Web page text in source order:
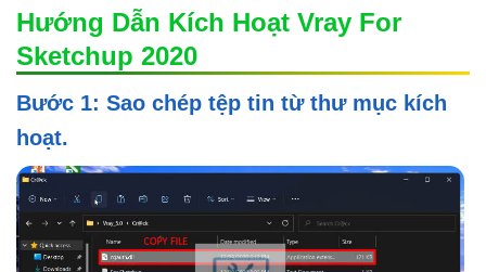
Hướng Dẫn Kích Hoạt Vray For
Sketchup 2020
Bước 1: Sao chép tệp tin từ thư mục kích
hoạt.